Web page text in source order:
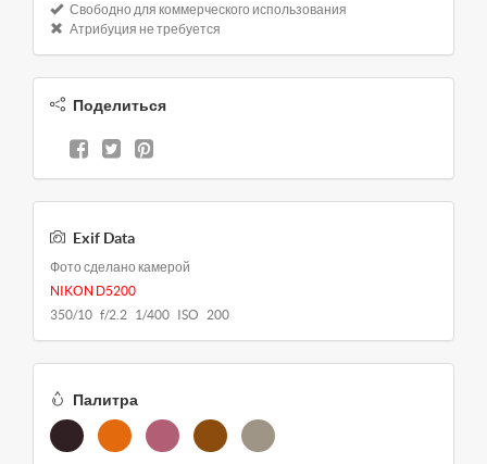
Свободно для коммерческого использования
Атрибуция не требуется
Поделиться
Exif Data
Фото сделано камерой
NIKON D5200
350/10 f/2.2 1/400 ISO 200
Палитра